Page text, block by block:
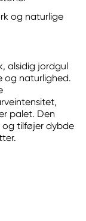
og naturlige
alsidig jordgul
og naturlighed.
palet. Den
og tilføjer dybde